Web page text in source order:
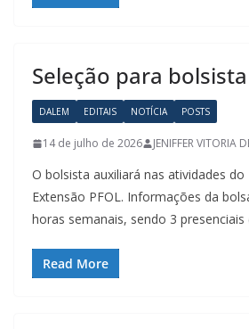
Seleção para
DALEM EDITAIS NOTÍCIA POSTS
14 de julho de 2026 JENIFFER VITORIA
O bolsista auxiliará nas atividades
Extensão PFOL. Informações da
horas semanais, sendo 3 presenciais
Read More